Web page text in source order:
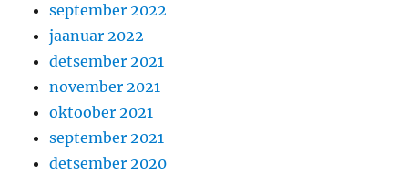
september 2022
jaanuar 2022
detsember 2021
november 2021
oktoober 2021
september 2021
detsember 2020